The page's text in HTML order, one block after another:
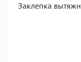
Заклепка